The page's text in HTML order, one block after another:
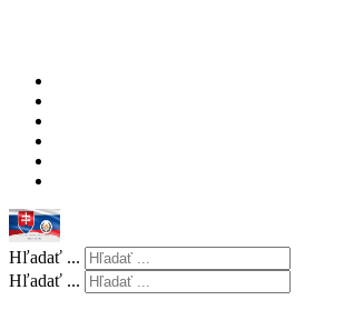
Hľadať ...
Hľadať ...